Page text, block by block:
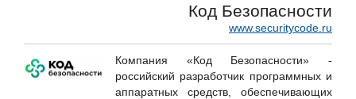
Группа Астра
Код Безопасности
www.securitycode.ru
Компания «Код Безопасности» -
российский разработчик программных и
аппаратных средств, обеспечивающих